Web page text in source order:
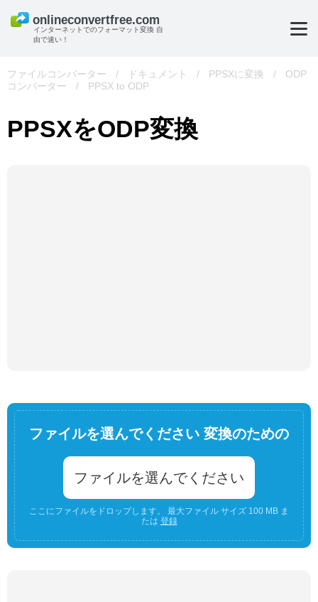
インターネットでのフォーマット変換 自
由で速い！
ファイルコンバーター / ドキュメント / PPSXに変換 /
ODP
コンバーター
/ PPSX to ODP
PPSXをODP変換
ファイルを選んでください 変換のための
ファイルを選んでください
ここにファイルをドロップします。 最大ファイル サイズ 100 MB ま
たは 登録